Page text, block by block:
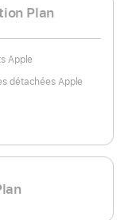
Plan
Apple
détachées Apple